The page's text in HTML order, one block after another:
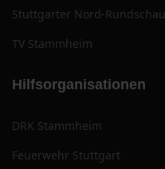
Stuttgarter Nord-Rundschau
TV Stammheim
Hilfsorganisationen
DRK Stammheim
Feuerwehr Stuttgart